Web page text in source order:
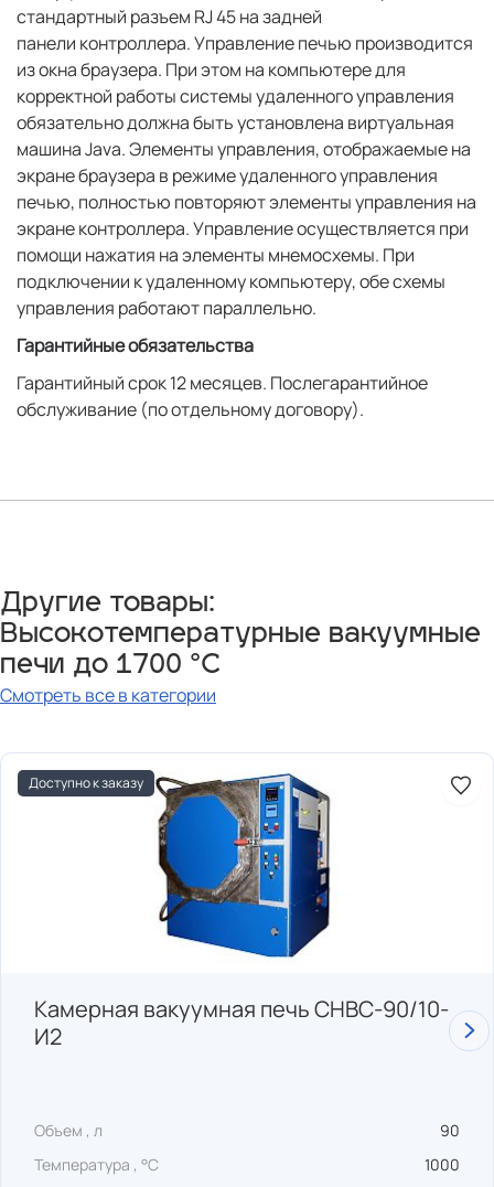
стандартный разъем RJ 45 на задней
панели контроллера. Управление печью производится
из окна браузера. При этом на компьютере для
корректной работы системы удаленного управления
обязательно должна быть установлена виртуальная
машина Java. Элементы управления, отображаемые на
экране браузера в режиме удаленного управления
печью, полностью повторяют элементы управления на
экране контроллера. Управление осуществляется при
помощи нажатия на элементы мнемосхемы. При
подключении к удаленному компьютеру, обе схемы
управления работают параллельно.
Гарантийные обязательства
Гарантийный срок 12 месяцев. Послегарантийное
обслуживание (по отдельному договору).
Другие товары:
Высокотемпературные вакуумные
печи до 1700 °C
Смотреть все в категории
Доступно к заказу
Камерная вакуумная печь СНВС-90/10-
И2
Объем , л
90
Температура , °C
1000